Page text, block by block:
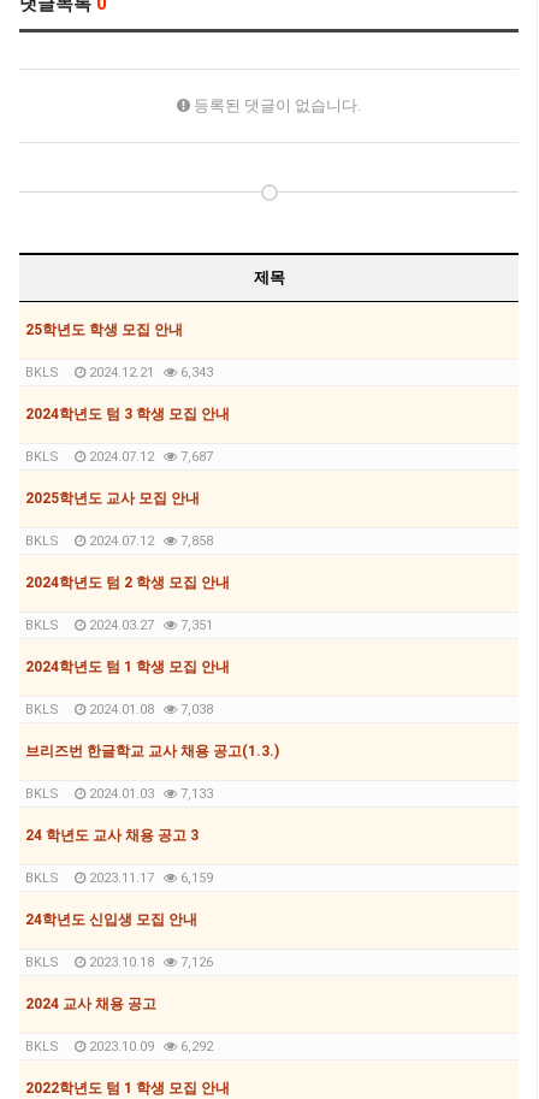
등록된 댓글이 없습니다.
제목
25학년도 학생 모집 안내
BKLS 2024.12.21 6,343
2024학년도 텀 3 학생 모집 안내
BKLS 2024.07.12 7,687
2025학년도 교사 모집 안내
BKLS 2024.07.12 7,858
2024학년도 텀 2 학생 모집 안내
BKLS 2024.03.27 7,351
2024학년도 텀 1 학생 모집 안내
BKLS 2024.01.08 7,038
브리즈번 한글학교 교사 채용 공고(1.3.)
BKLS 2024.01.03 7,133
24 학년도 교사 채용 공고 3
BKLS 2023.11.17 6,159
24학년도 신입생 모집 안내
BKLS 2023.10.18 7,126
2024 교사 채용 공고
BKLS 2023.10.09 6,292
2022학년도 텀 1 학생 모집 안내